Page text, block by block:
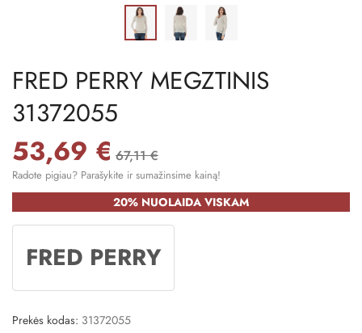
FRED PERRY MEGZTINIS
31372055
53,69 € 67,11 €
Radote pigiau? Parašykite ir sumažinsime kainą!
20% NUOLAIDA VISKAM
FRED PERRY
Prekės kodas: 31372055